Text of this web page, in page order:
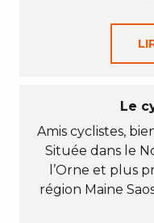
Le
Amis cyclistes,
Située dans le
l’Orne et plus
région Maine